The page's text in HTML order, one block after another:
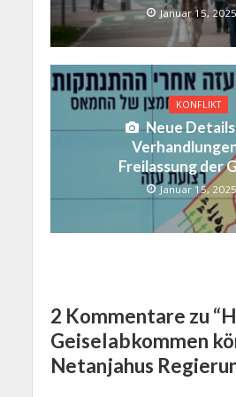
Januar 15, 2025
KONFLIKT
Neue
Freilassung der
Januar 15, 2025
2 Kommentare zu
Geiselabkommen
Netanjahus